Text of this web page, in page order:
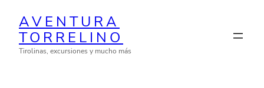
contenido
AVENTURA
TORRELINO
Tirolinas, excursiones y mucho más